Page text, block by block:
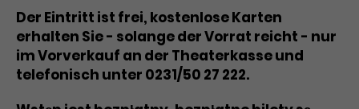
Name _gid
Anbieter Google Analytics
Zweck
messen und Conversions zu
speichern. Dieses Cookie hilft dabei
nachzuvollziehen, ob Nutzer über
Google-Anzeigen auf unsere
Der Eintritt ist frei, kostenlose Karten
erhalten Sie - solange der Vorrat reicht - nur
im Vorverkauf an der Theaterkasse und
telefonisch unter 0231/50 27 222.